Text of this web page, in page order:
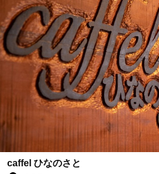
caffel ひなのさと